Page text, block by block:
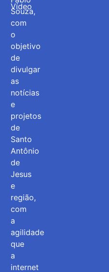
Souza,
com
o
objetivo
de
divulgar
as
notícias
e
projetos
de
Santo
Antônio
de
Jesus
e
região,
com
a
agilidade
que
a
internet
Vídeo